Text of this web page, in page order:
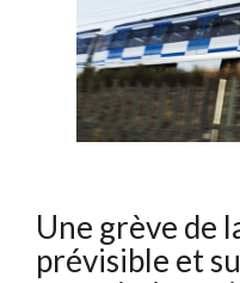
Une grève de
prévisible et